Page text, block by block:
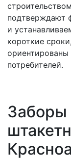
подтверждают
и
короткие
ориентированы
потребителей.
Заборы